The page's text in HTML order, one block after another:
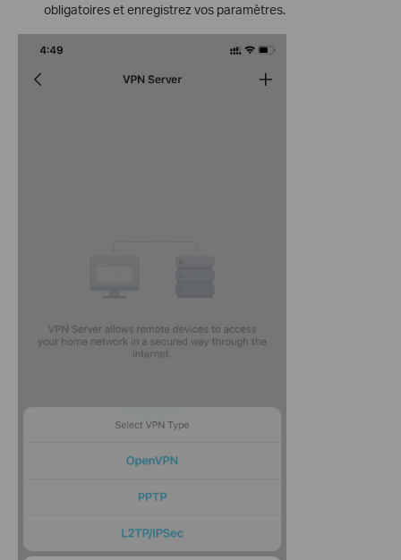
obligatoires et enregistrez vos paramètres.